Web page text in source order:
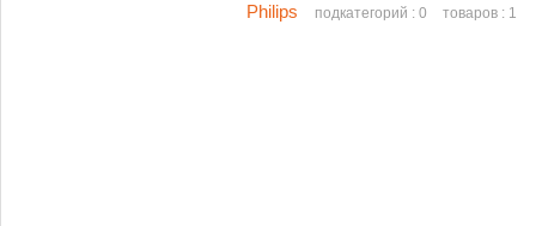
Philips подкатегорий : 0 товаров : 1